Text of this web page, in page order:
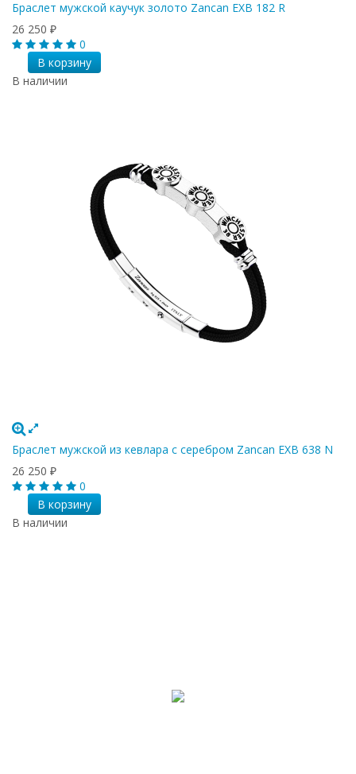
Браслет мужской каучук золото Zancan EXB 182 R
26 250 ₽
0
В корзину
В наличии
Браслет мужской из кевлара с серебром Zancan EXB 638 N
26 250 ₽
0
В корзину
В наличии